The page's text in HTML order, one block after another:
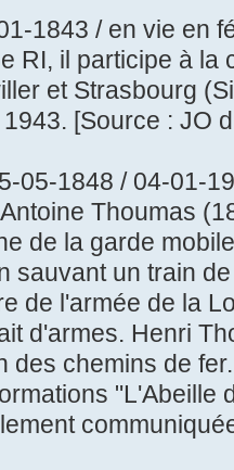
1843 / en vie en
RI, il participe à la
et Strasbourg
[Source : JO
05-1848 / 04-01-
Thoumas
de la garde
sauvant un train
de l'armée de la
d'armes. Henri
des chemins de
"L'Abeille